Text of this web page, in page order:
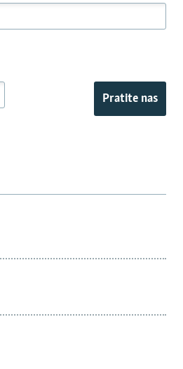
Pratite nas